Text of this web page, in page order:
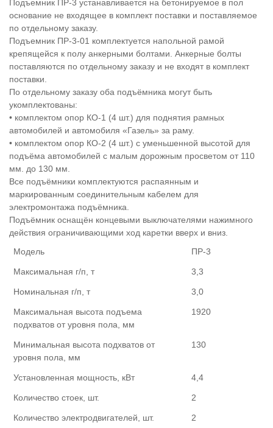
Подъемник ПР-3 устанавливается на бетонируемое в пол
основание не входящее в комплект поставки и поставляемое
по отдельному заказу.
Подъемник ПР-3-01 комплектуется напольной рамой
крепящейся к полу анкерными болтами. Анкерные болты
поставляются по отдельному заказу и не входят в комплект
поставки.
По отдельному заказу оба подъёмника могут быть
укомплектованы:
• комплектом опор КО-1 (4 шт.) для поднятия рамных
автомобилей и автомобиля «Газель» за раму.
• комплектом опор КО-2 (4 шт.) с уменьшенной высотой для
подъёма автомобилей с малым дорожным просветом от 110
мм. до 130 мм.
Все подъёмники комплектуются распаянным и
маркированным соединительным кабелем для
электромонтажа подъёмника.
Подъёмник оснащён концевыми выключателями нажимного
действия ограничивающими ход каретки вверх и вниз.
Модель
ПР-3
Максимальная г/п, т 3,3
Номинальная г/п, т 3,0
Максимальная высота подъема
подхватов от уровня пола, мм
1920
Минимальная высота подхватов от
уровня пола, мм
130
Установленная мощность, кВт 4,4
Количество стоек, шт. 2
Количество электродвигателей, шт. 2